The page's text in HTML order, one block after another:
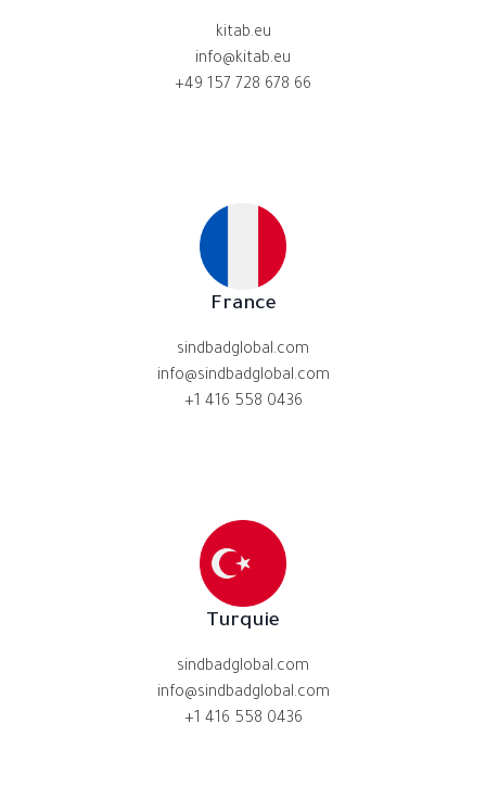
kitab.eu
info@kitab.eu
+49 157 728 678 66
France
sindbadglobal.com
info@sindbadglobal.com
+1 416 558 0436
Turquie
sindbadglobal.com
info@sindbadglobal.com
+1 416 558 0436